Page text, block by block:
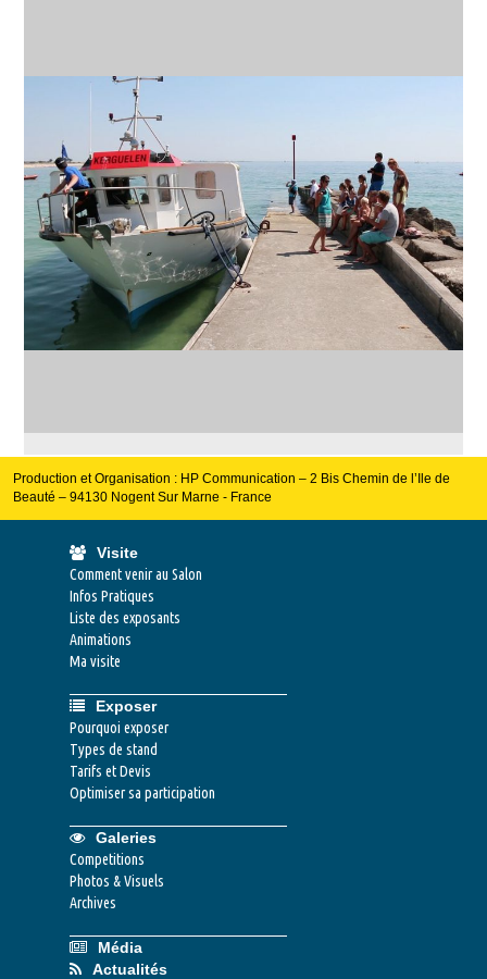
Production et Organisation : HP Communication – 2 Bis Chemin de l’Ile de
Beauté – 94130 Nogent Sur Marne - France
Visite
Comment venir au Salon
Infos Pratiques
Liste des exposants
Animations
Ma visite
Exposer
Pourquoi exposer
Types de stand
Tarifs et Devis
Optimiser sa participation
Galeries
Competitions
Photos & Visuels
Archives
Média
Actualités